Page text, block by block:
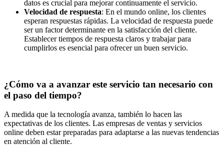
datos es crucial para mejorar continuamente el servicio.
Velocidad de respuesta: En el mundo online, los clientes
esperan respuestas rápidas. La velocidad de respuesta puede
ser un factor determinante en la satisfacción del cliente.
Establecer tiempos de respuesta claros y trabajar para
cumplirlos es esencial para ofrecer un buen servicio.
¿Cómo va a avanzar este servicio tan necesario con
el paso del tiempo?
A medida que la tecnología avanza, también lo hacen las
expectativas de los clientes. Las empresas de ventas y servicios
online deben estar preparadas para adaptarse a las nuevas tendencias
en atención al cliente.